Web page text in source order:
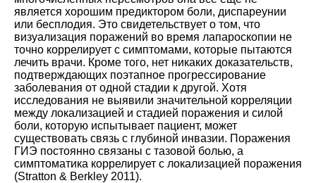
является хорошим предиктором боли, диспареунии
или бесплодия. Это свидетельствует о том, что
визуализация поражений во время лапароскопии не
точно коррелирует с симптомами, которые пытаются
лечить врачи. Кроме того, нет никаких доказательств,
подтверждающих поэтапное прогрессирование
заболевания от одной стадии к другой. Хотя
исследования не выявили значительной корреляции
между локализацией и стадией поражения и силой
боли, которую испытывает пациент, может
существовать связь с глубиной инвазии. Поражения
ГИЭ постоянно связаны с тазовой болью, а
симптоматика коррелирует с локализацией поражения
(Stratton & Berkley 2011).